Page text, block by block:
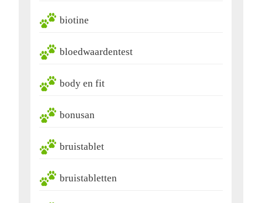
biotine
bloedwaardentest
body en fit
bonusan
bruistablet
bruistabletten